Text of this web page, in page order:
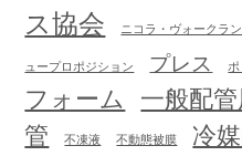
ス協会
ニコラ・ヴォークラン
ュープロポジション プレス
フォーム
一般配
管
不凍液 不動態被膜 冷